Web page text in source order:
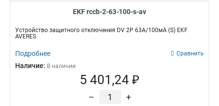
EKF rccb-2-63-100-s-av
Устройство защитного отключения DV 2P 63А/100мА (S) EKF
AVERES
Подробнее Сравнить
Наличие: В наличии
5 401,24 ₽
– +